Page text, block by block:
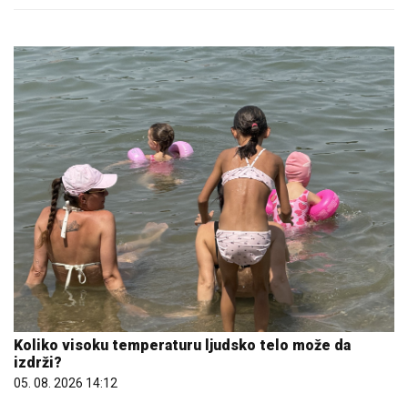
Koliko visoku temperaturu ljudsko telo može da
izdrži?
05. 08. 2026 14:12